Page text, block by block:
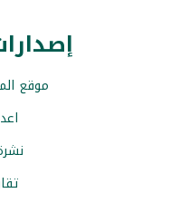
موقع